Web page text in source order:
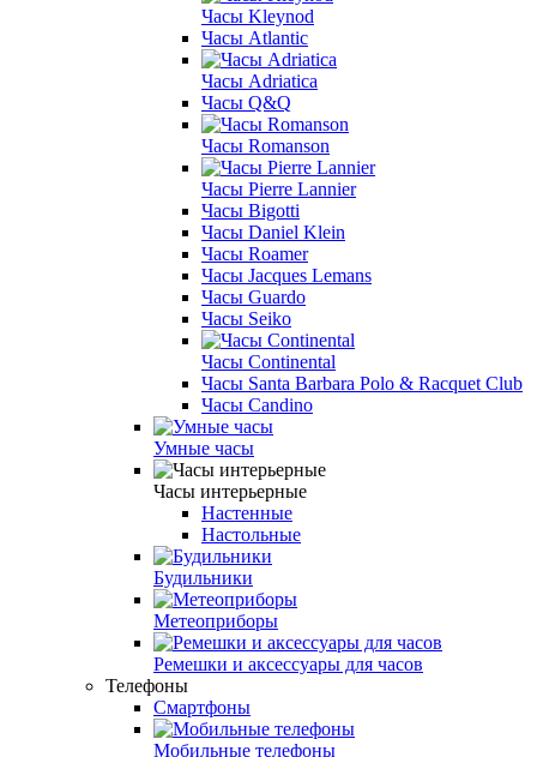
Часы Kleynod
Часы Atlantic
Часы Adriatica
Часы Q&Q
Часы Romanson
Часы Pierre Lannier
Часы Bigotti
Часы Daniel Klein
Часы Roamer
Часы Jacques Lemans
Часы Guardo
Часы Seiko
Часы Continental
Часы Santa Barbara Polo & Racquet Club
Часы Candino
Умные часы
Часы интерьерные
Настенные
Настольные
Будильники
Метеоприборы
Ремешки и аксессуары для часов
Телефоны
Смартфоны
Мобильные телефоны